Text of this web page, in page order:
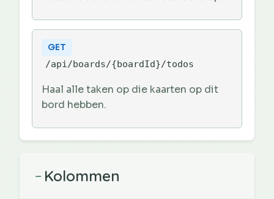
GET
/api/boards/{boardId}/todos
Haal alle taken op die kaarten op dit
bord hebben.
− Kolommen